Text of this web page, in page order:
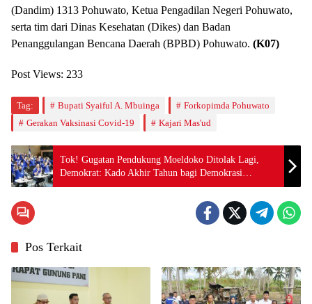
(Dandim) 1313 Pohuwato, Ketua Pengadilan Negeri Pohuwato,
serta tim dari Dinas Kesehatan (Dikes) dan Badan
Penanggulangan Bencana Daerah (BPBD) Pohuwato. (K07)
Post Views: 233
Tag: Bupati Syaiful A. Mbuinga
Forkopimda Pohuwato
Gerakan Vaksinasi Covid-19
Kajari Mas'ud
Tok! Gugatan Pendukung Moeldoko Ditolak Lagi,
Demokrat: Kado Akhir Tahun bagi Demokrasi
Indonesia
Pos Terkait